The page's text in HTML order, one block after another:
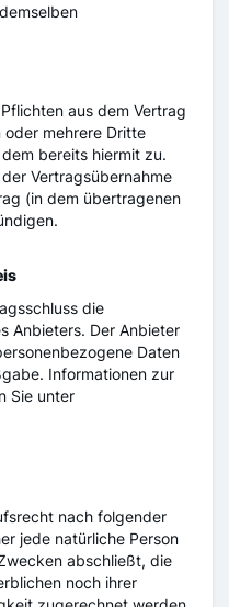
aus dem Vertrag
mehrere Dritte
bereits hiermit zu.
Vertragsübernahme
(in dem übertragenen
die
Anbieters. Der Anbieter
Daten
Informationen zur
Sie unter
nach folgender
jede natürliche Person
abschließt, die
noch ihrer